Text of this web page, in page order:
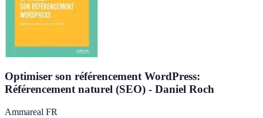
Optimiser son référencement WordPress:
Référencement naturel (SEO) - Daniel Roch
Ammareal FR